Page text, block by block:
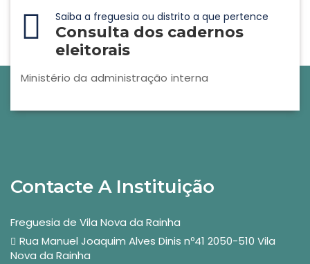
Saiba a freguesia ou distrito a que pertence
Consulta dos cadernos
eleitorais
Ministério da administração interna
Contacte A Instituição
Freguesia de Vila Nova da Rainha
Rua Manuel Joaquim Alves Dinis nº41 2050-510 Vila
Nova da Rainha